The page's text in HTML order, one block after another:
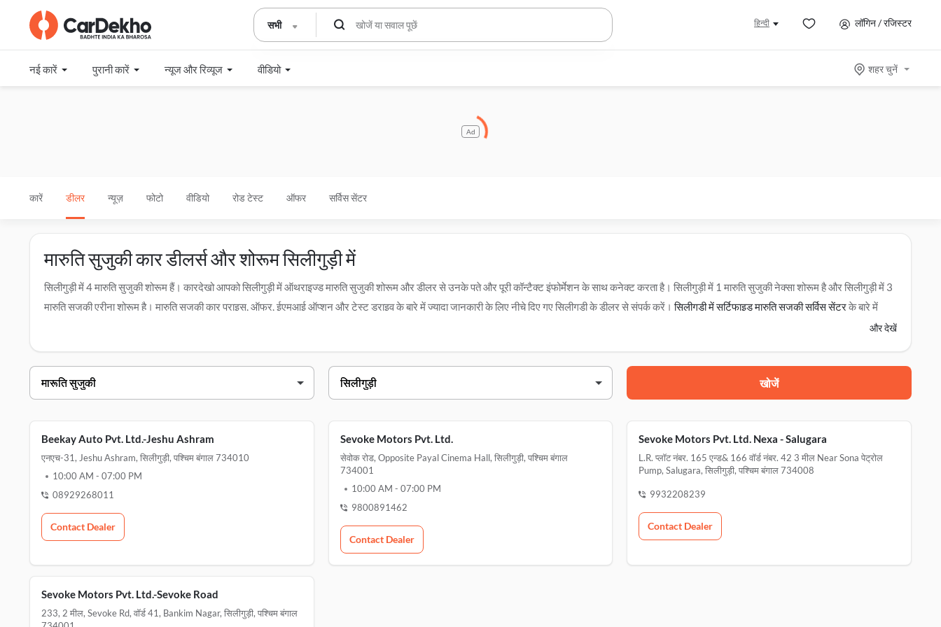
सभी हिन्दी लॉगिन / रजिस्टर
नई कारें पुरानी कारें न्यूज और रिव्यूज वीडियो शहर चुनें
Ad
कारें डीलर न्यूज़ फोटो वीडियो रोड टेस्ट ऑफर सर्विस सेंटर
मारुति सुजुकी कार डीलर्स और शोरूम सिलीगुड़ी में
सिलीगुड़ी में 4 मारुति सुजुकी शोरूम हैं। कारदेखो आपको सिलीगुड़ी में ऑथराइज्ड मारुति सुजुकी शोरूम और डीलर से उनके पते और पूरी कॉन्टैक्ट इंफोर्मेशन के साथ कनेक्ट करता है। सिलीगुड़ी में 1 मारुति सुजुकी नेक्सा शोरूम है और सिलीगुड़ी में 3
मारुति सुजुकी एरीना शोरूम है। मारुति सुजुकी कार प्राइस, ऑफर, ईएमआई ऑप्शन और टेस्ट ड्राइव के बारे में ज्यादा जानकारी के लिए नीचे दिए गए सिलीगुड़ी के डीलर से संपर्क करें।सिलीगुड़ी में सर्टिफाइड मारुति सुजुकी सर्विस सेंटरके बारे में
डीलर का नाम पता
सेवोक मोटर्स pvt. ltd. सेवोक रोड, opposite payal cinema hall, सिलीगुड़ी, 734001
सेवोक मोटर्स pvt. ltd. नेक्सा - salugara l.r. प्लॉट नंबर. 165 एन्ड& 166 वॉर्ड नंबर. 42 3 मील near sona पेट्रोल pump, salugara, सिलीगुड़ी, 734008
सेवोक मोटर्स pvt. ltd.-sevoke रोड 233, 2nd mile, sevoke rd, वॉर्ड 41, bankim nagar, सिलीगुड़ी, 734001
और देखें
खोजें
Beekay Auto Pvt. Ltd.-Jeshu Ashram
एनएच-31, Jeshu Ashram, सिलीगुड़ी, पश्चिम बंगाल 734010
10:00 AM - 07:00 PM
08929268011
Contact Dealer
Sevoke Motors Pvt. Ltd.
सेवोक रोड, Opposite Payal Cinema Hall, सिलीगुड़ी, पश्चिम बंगाल
734001
10:00 AM - 07:00 PM
9800891462
Contact Dealer
Sevoke Motors Pvt. Ltd. Nexa - Salugara
L.r. प्लॉट नंबर. 165 एन्ड& 166 वॉर्ड नंबर. 42 3 मील Near Sona पेट्रोल
Pump, Salugara, सिलीगुड़ी, पश्चिम बंगाल 734008
9932208239
Contact Dealer
Sevoke Motors Pvt. Ltd.-Sevoke Road
233, 2 मील, Sevoke Rd, वॉर्ड 41, Bankim Nagar, सिलीगुड़ी, पश्चिम बंगाल